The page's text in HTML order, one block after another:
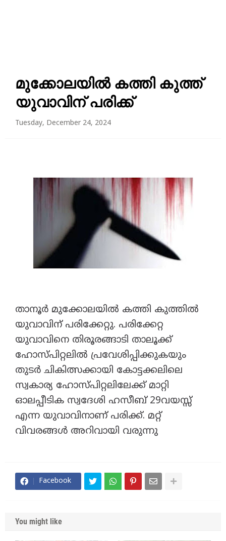
മുക്കോലയിൽ കത്തി കുത്ത്
യുവാവിന് പരിക്ക്
Tuesday, December 24, 2024
താനൂർ മുക്കോലയിൽ കത്തി കുത്തിൽ
യുവാവിന് പരിക്കേറ്റു. പരിക്കേറ്റ
യുവാവിനെ തിരൂരങ്ങാടി താലൂക്ക്
ഹോസ്പിറ്റലിൽ പ്രവേശിപ്പിക്കുകയും
തുടർ ചികിത്സക്കായി കോട്ടക്കലിലെ
സ്വകാര്യ ഹോസ്പിറ്റലിലേക്ക് മാറ്റി
ഓലപ്പീടിക സ്വദേശി ഹസീബ് 29വയസ്സ്
എന്ന യുവാവിനാണ് പരിക്ക്. മറ്റ്
വിവരങ്ങൾ അറിവായി വരുന്നു
Facebook
You might like